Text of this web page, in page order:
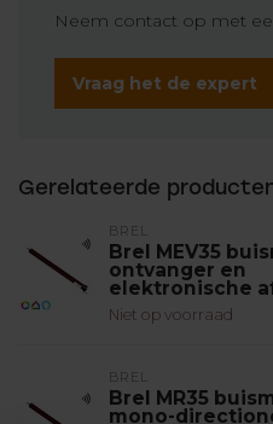
Neem contact op met
Vraag het de expert
Gerelateerde
BREL
Brel MEV35
ontvanger en
elektronische
Niet op voorraad
BREL
Brel MR35
mono-